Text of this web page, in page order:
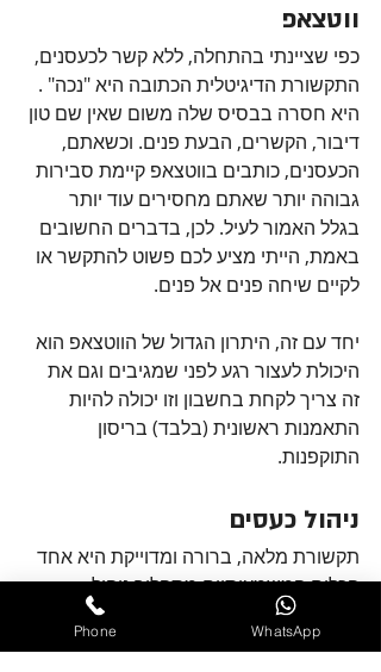
ווטצאפ
כפי שציינתי בהתחלה, ללא קשר לכעסנים,
התקשורת הדיגיטלית הכתובה היא "נכה" .
היא חסרה בבסיס שלה משום שאין שם טון
דיבור, הקשרים, הבעת פנים. וכשאתם,
הכעסנים, כותבים בווטצאפ קיימת סבירות
גבוהה יותר שאתם מחסירים עוד יותר
בגלל האמור לעיל. לכן, בדברים החשובים
באמת, הייתי מציע לכם פשוט להתקשר או
לקיים שיחה פנים אל פנים.
יחד עם זה, היתרון הגדול של הווטצאפ הוא
היכולת לעצור רגע לפני שמגיבים וגם את
זה צריך לקחת בחשבון וזו יכולה להיות
התאמנות ראשונית (בלבד) בריסון
התוקפנות.
ניהול כעסים
תקשורת מלאה, ברורה ומדוייקת היא אחד
הכלים המשמעותיים מתהליך ניהול
הכעסים. בהנחיה נכונה ואימון חוזר,
התקשורת הזו הופכת לכלי שפשוט מפחית
Phone WhatsApp